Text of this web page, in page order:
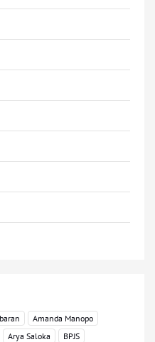
Amanda Manopo
Arya Saloka
BPJS